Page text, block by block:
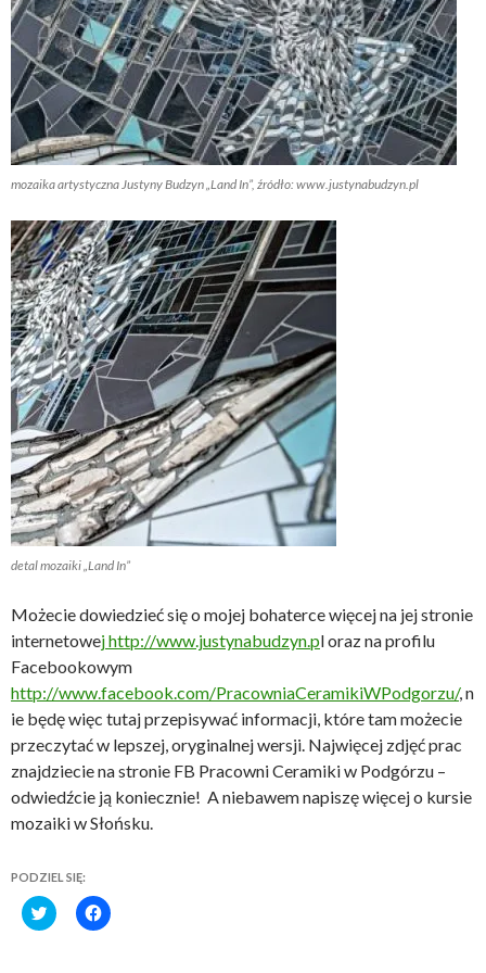
mozaika artystyczna Justyny Budzyn „Land In”, źródło: www.justynabudzyn.pl
detal mozaiki „Land In”
Możecie dowiedzieć się o mojej bohaterce więcej na jej stronie
internetowej http://www.justynabudzyn.pl oraz na profilu
Facebookowym
http://www.facebook.com/PracowniaCeramikiWPodgorzu/, n
ie będę więc tutaj przepisywać informacji, które tam możecie
przeczytać w lepszej, oryginalnej wersji. Najwięcej zdjęć prac
znajdziecie na stronie FB Pracowni Ceramiki w Podgórzu –
odwiedźcie ją koniecznie! A niebawem napiszę więcej o kursie
mozaiki w Słońsku.
PODZIEL SIĘ:
C
l
C
l